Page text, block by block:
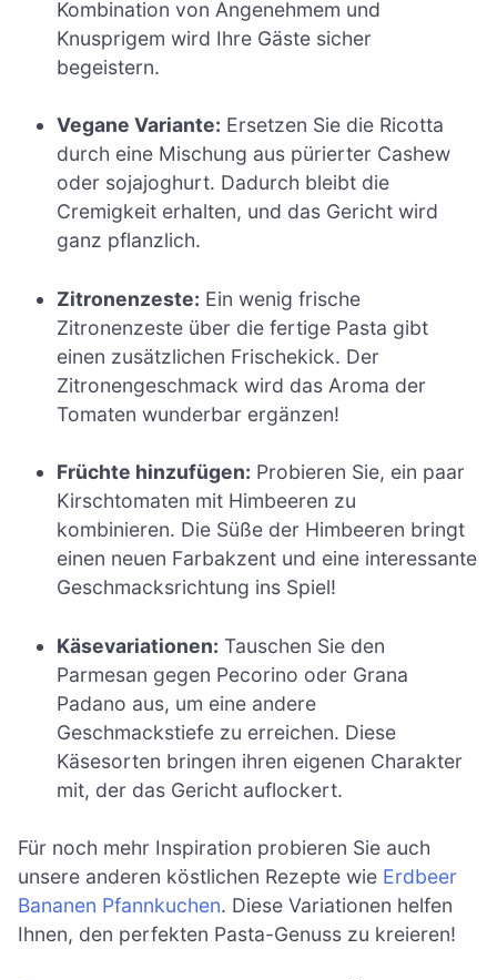
Kombination von Angenehmem und
Knusprigem wird Ihre Gäste sicher
begeistern.
Vegane Variante: Ersetzen Sie die Ricotta
durch eine Mischung aus pürierter Cashew
oder sojajoghurt. Dadurch bleibt die
Cremigkeit erhalten, und das Gericht wird
ganz pflanzlich.
Zitronenzeste: Ein wenig frische
Zitronenzeste über die fertige Pasta gibt
einen zusätzlichen Frischekick. Der
Zitronengeschmack wird das Aroma der
Tomaten wunderbar ergänzen!
Früchte hinzufügen: Probieren Sie, ein paar
Kirschtomaten mit Himbeeren zu
kombinieren. Die Süße der Himbeeren bringt
einen neuen Farbakzent und eine interessante
Geschmacksrichtung ins Spiel!
Käsevariationen: Tauschen Sie den
Parmesan gegen Pecorino oder Grana
Padano aus, um eine andere
Geschmackstiefe zu erreichen. Diese
Käsesorten bringen ihren eigenen Charakter
mit, der das Gericht auflockert.
Für noch mehr Inspiration probieren Sie auch
unsere anderen köstlichen Rezepte wie Erdbeer
Bananen Pfannkuchen. Diese Variationen helfen
Ihnen, den perfekten Pasta-Genuss zu kreieren!